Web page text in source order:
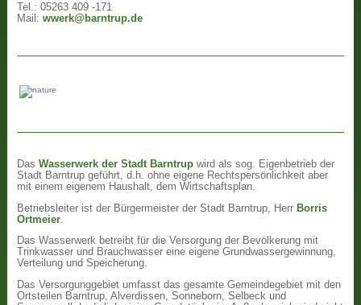
Tel.: 05263 409 -171
Mail:wwerk@barntrup.de
DasWasserwerk der Stadt Barntrup wird als sog. Eigenbetrieb der
Stadt Barntrup geführt, d.h. ohne eigene Rechtspersönlichkeit aber
mit einem eigenem Haushalt, dem Wirtschaftsplan.
Betriebsleiter ist der Bürgermeister der Stadt Barntrup, Herr Borris
Ortmeier
Das Wasserwerk betreibt für die Versorgung der Bevölkerung mit
Trinkwasser und Brauchwasser eine eigene Grundwassergewinnung,
Verteilung und Speicherung.
Das Versorgunggebiet umfasst das gesamte Gemeindegebiet mit den
Ortsteilen Barntrup, Alverdissen, Sonneborn, Selbeck und